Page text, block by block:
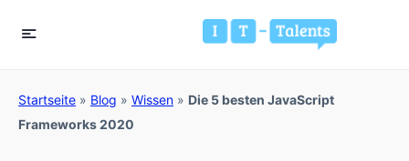
Startseite » Blog » Wissen » Die 5 besten JavaScript
Frameworks 2020